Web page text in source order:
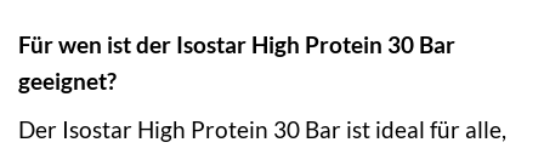
Für wen ist der Isostar High Protein 30 Bar
geeignet?
Der Isostar High Protein 30 Bar ist ideal für alle,